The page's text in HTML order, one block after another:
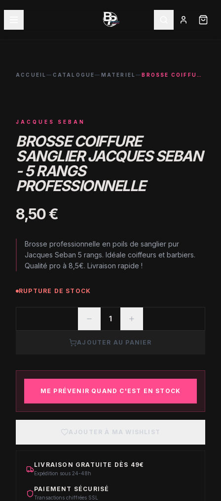
ACCUEIL— CATALOGUE— MATERIEL— BROSSE COIFFURE SANGLIER JACQUES SEBAN - 5 RANGS PROFESSIONNELLE
JACQUES SEBAN
BROSSE COIFFURE
SANGLIER JACQUES SEBAN
- 5 RANGS
PROFESSIONNELLE
8,50 €
Brosse professionnelle en poils de sanglier pur
Jacques Seban 5 rangs. Idéale coiffeurs et barbiers.
Qualité pro à 8,5€. Livraison rapide !
RUPTURE DE STOCK
1
AJOUTER AU PANIER
ME PRÉVENIR QUAND C'EST EN STOCK
AJOUTER À MA WISHLIST
LIVRAISON GRATUITE DÈS 49€
Expédition sous 24-48h
PAIEMENT SÉCURISÉ
Transactions chiffrées SSL